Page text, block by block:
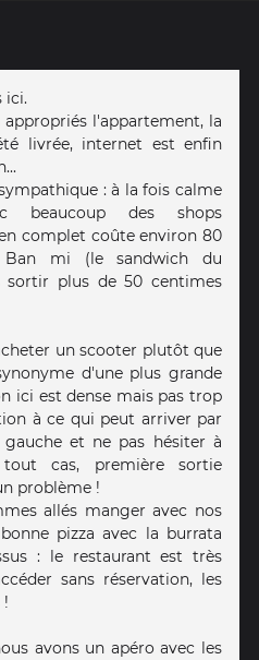
ici.
l'appartement, la
livrée, internet est enfin
: à la fois calme
beaucoup des shops
complet coûte environ 80
mi (le sandwich du
plus de 50 centimes
un scooter plutôt que
d'une plus grande
ici est dense mais pas trop
à ce qui peut arriver par
et ne pas hésiter à
cas, première sortie
problème !
allés manger avec nos
pizza avec la burrata
: le restaurant est très
sans réservation, les
!
avons un apéro avec les